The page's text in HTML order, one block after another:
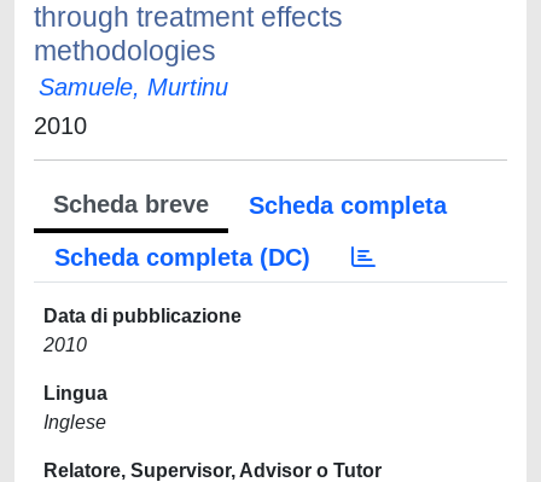
through treatment effects
methodologies
Samuele, Murtinu
2010
Scheda breve
Scheda completa
Scheda completa (DC)
Data di pubblicazione
2010
Lingua
Inglese
Relatore, Supervisor, Advisor o Tutor